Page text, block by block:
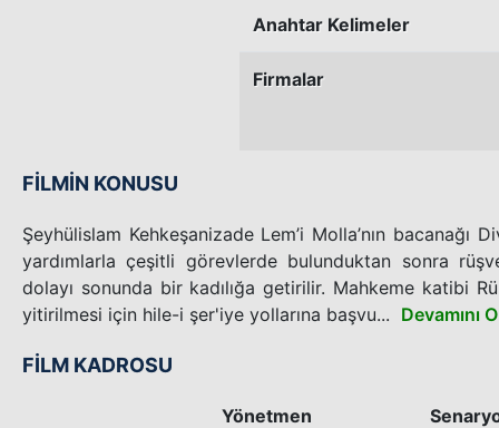
Anahtar Kelimeler
Firmalar
FİLMİN KONUSU
Şeyhülislam Kehkeşanizade Lem’i Molla’nın bacanağı
yardımlarla çeşitli görevlerde bulunduktan sonra
dolayı sonunda bir kadılığa getirilir. Mahkeme katibi
yitirilmesi için hile-i şer'iye yollarına başvu... Devamını
FİLM KADROSU
Yönetmen